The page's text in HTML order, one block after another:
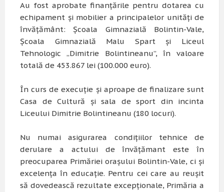
Au fost aprobate finanțările pentru dotarea cu
echipament și mobilier a principalelor unități de
învățământ: Școala Gimnazială Bolintin-Vale,
Școala Gimnazială Malu Spart și Liceul
Tehnologic „Dimitrie Bolintineanu”, în valoare
totală de 453.867 lei (100.000 euro).
În curs de execuție și aproape de finalizare sunt
Casa de Cultură și sala de sport din incinta
Liceului Dimitrie Bolintineanu (180 locuri).
Nu numai asigurarea condițiilor tehnice de
derulare a actului de învățămant este în
preocuparea Primăriei orașului Bolintin-Vale, ci și
excelența în educație. Pentru cei care au reușit
să dovedească rezultate excepționale, Primăria a